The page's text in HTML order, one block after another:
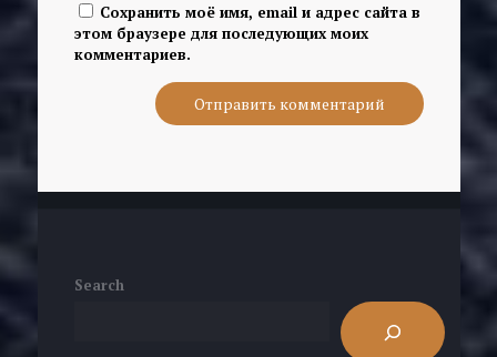
Сохранить моё имя, email и адрес сайта в
этом браузере для последующих моих
комментариев.
Search